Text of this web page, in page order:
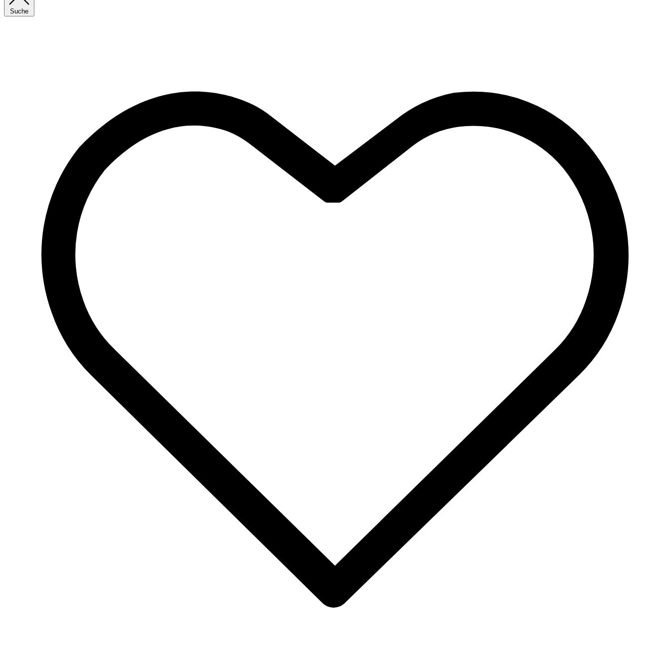
Suche